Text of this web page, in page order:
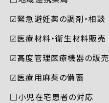
☑︎緊急避妊薬の調剤・相談
☑︎医療材料・衛生材料販売
☑︎高度管理医療機器の販売
☑︎医療用麻薬の備蓄
□小児在宅患者の対応